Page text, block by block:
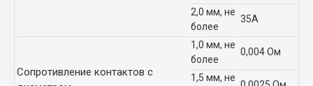
2,0 мм, не
более
35А
Сопротивление контактов с
1,0 мм, не
более
0,004 Ом
1,5 мм, не